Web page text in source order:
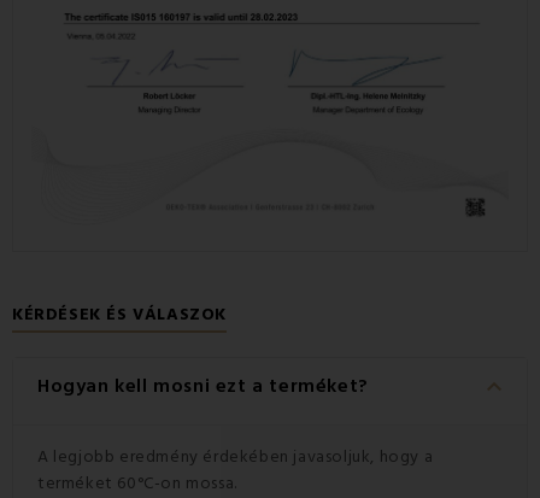
KÉRDÉSEK ÉS VÁLASZOK
Hogyan kell mosni ezt a terméket? keyboard_arrow_down
A legjobb eredmény érdekében javasoljuk, hogy a
terméket 60°C-on mossa.